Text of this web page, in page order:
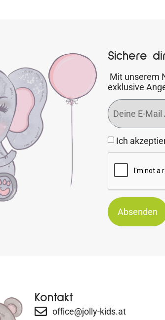
Sichere
Mit unserem
exklusive
Ich
Absenden
Kontakt
office@jolly-kids.at